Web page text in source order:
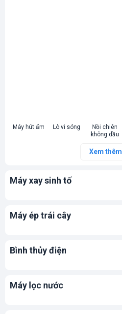
Máy hút ẩm Lò vi sóng
Nồi chiên
không dầu
Xem thêm
Máy xay sinh tố
Máy ép trái cây
Bình thủy điện
Máy lọc nước